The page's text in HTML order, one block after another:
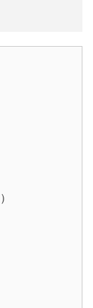
）